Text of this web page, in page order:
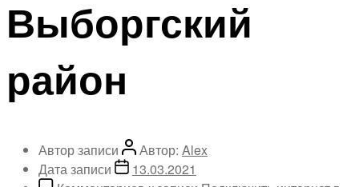
Выборгский
район
Автор записи Автор: Alex
Дата записи
13.03.2021